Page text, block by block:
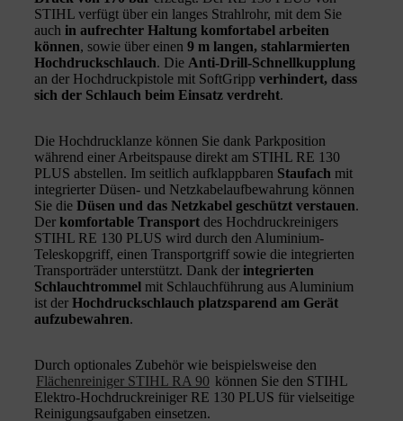
STIHL verfügt über ein langes Strahlrohr, mit dem Sie
auch in aufrechter Haltung komfortabel arbeiten
können, sowie über einen 9 m langen, stahlarmierten
Hochdruckschlauch. Die Anti-Drill-Schnellkupplung
an der Hochdruckpistole mit SoftGripp verhindert, dass
sich der Schlauch beim Einsatz verdreht.
Die Hochdrucklanze können Sie dank Parkposition
während einer Arbeitspause direkt am STIHL RE 130
PLUS abstellen. Im seitlich aufklappbaren Staufach mit
integrierter Düsen- und Netzkabelaufbewahrung können
Sie die Düsen und das Netzkabel geschützt verstauen.
Der komfortable Transport des Hochdruckreinigers
STIHL RE 130 PLUS wird durch den Aluminium-
Teleskopgriff, einen Transportgriff sowie die integrierten
Transporträder unterstützt. Dank der integrierten
Schlauchtrommel mit Schlauchführung aus Aluminium
ist der Hochdruckschlauch platzsparend am Gerät
aufzubewahren.
Durch optionales Zubehör wie beispielsweise den
Flächenreiniger STIHL RA 90 können Sie den STIHL
Elektro-Hochdruckreiniger RE 130 PLUS für vielseitige
Reinigungsaufgaben einsetzen.